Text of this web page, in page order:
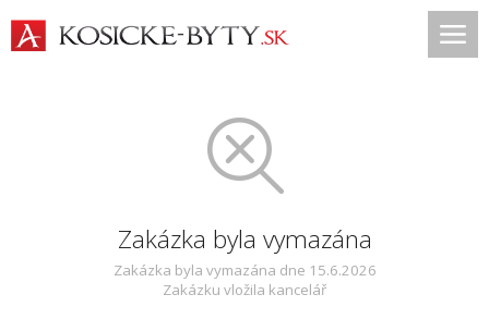
Zakázka byla vymazána
Zakázka byla vymazána dne 15.6.2026
Zakázku vložila kancelář